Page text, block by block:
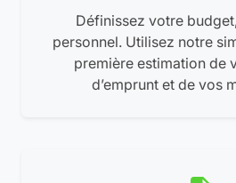
Définissez votre
personnel. Utilisez notre
première estimation de
d’emprunt et de vos